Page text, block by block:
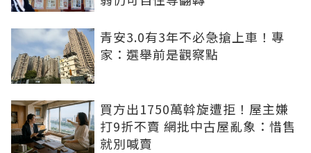
青安3.0有3年不必急搶上車！專
家：選舉前是觀察點
買方出1750萬斡旋遭拒！屋主嫌
打9折不賣 網批中古屋亂象：惜售
就別喊賣